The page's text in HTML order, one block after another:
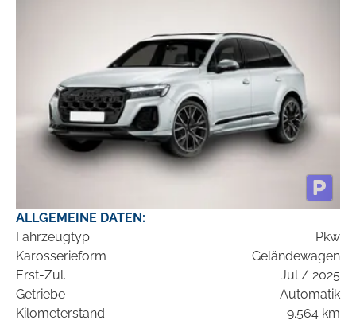
ALLGEMEINE DATEN:
Fahrzeugtyp
Pkw
Karosserieform
Geländewagen
Erst-Zul.
Jul / 2025
Getriebe
Automatik
Kilometerstand
9.564 km